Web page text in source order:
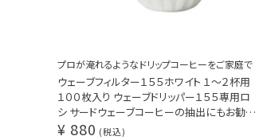
プロが淹れるようなドリップコーヒーをご家庭で
ウェーブフィルター１５５ホワイト １～２杯用
１００枚入り ウェーブドリッパー１５５専用ロ
シ サードウェーブコーヒーの抽出にもお勧め
カリタ（KARITA） ペーパーフィルター KWF-
¥ 880 税込